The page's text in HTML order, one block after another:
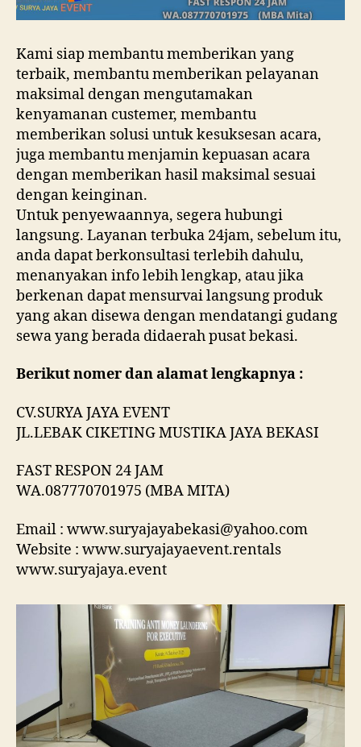
Kami siap membantu memberikan yang
terbaik, membantu memberikan pelayanan
maksimal dengan mengutamakan
kenyamanan custemer, membantu
memberikan solusi untuk kesuksesan acara,
juga membantu menjamin kepuasan acara
dengan memberikan hasil maksimal sesuai
dengan keinginan.
Untuk penyewaannya, segera hubungi
langsung. Layanan terbuka 24jam, sebelum itu,
anda dapat berkonsultasi terlebih dahulu,
menanyakan info lebih lengkap, atau jika
berkenan dapat mensurvai langsung produk
yang akan disewa dengan mendatangi gudang
sewa yang berada didaerah pusat bekasi.
Berikut nomer dan alamat lengkapnya :
CV.SURYA JAYA EVENT
JL.LEBAK CIKETING MUSTIKA JAYA BEKASI
FAST RESPON 24 JAM
WA.087770701975 (MBA MITA)
Email : www.suryajayabekasi@yahoo.com
Website : www.suryajayaevent.rentals
www.suryajaya.event